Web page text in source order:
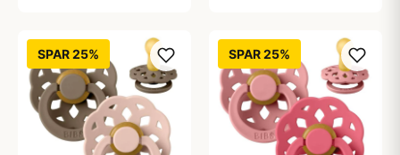
SPAR 25% SPAR 25%